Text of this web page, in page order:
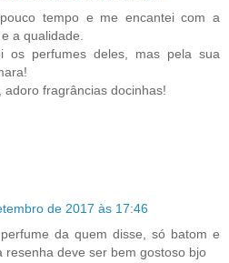
tempo e me encantei com a
a qualidade.
os perfumes deles, mas pela sua
fragrâncias docinhas!
de 2017 às 17:46
da quem disse, só batom e
resenha deve ser bem gostoso bjo